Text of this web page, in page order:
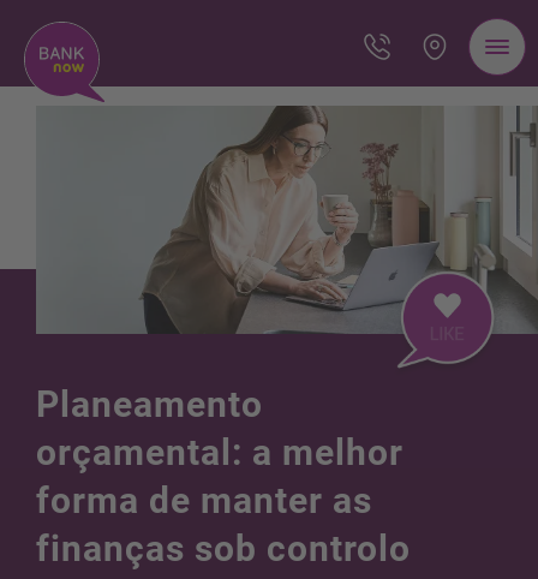
Planeamento
orçamental: a melhor
forma de manter as
finanças sob controlo